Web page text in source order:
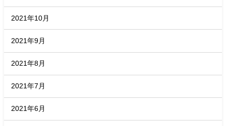
2021年10月
2021年9月
2021年8月
2021年7月
2021年6月